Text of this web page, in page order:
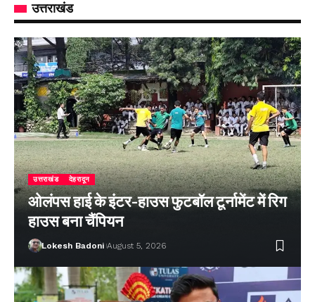
उत्तराखंड
उत्तराखंड देहरादून
ओलंपस हाई के इंटर-हाउस फुटबॉल टूर्नामेंट में रिग
हाउस बना चैंपियन
Lokesh Badoni August 5, 2026